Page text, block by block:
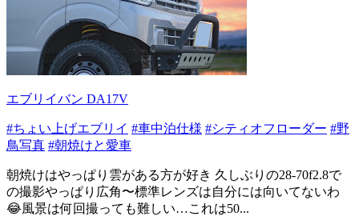
エブリイバン DA17V
#ちょい上げエブリイ #車中泊仕様 #シティオフローダー #野
鳥写真 #朝焼けと愛車
朝焼けはやっぱり雲がある方が好き 久しぶりの28-70f2.8で
の撮影やっぱり広角〜標準レンズは自分には向いてないわ
😂風景は何回撮っても難しい…これは50...